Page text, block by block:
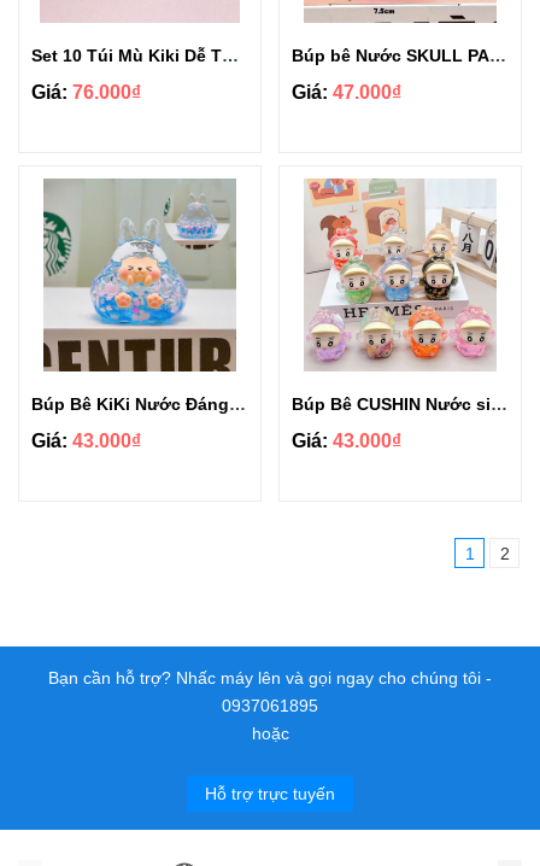
Set 10 Túi Mù Kiki Dễ Thương Nhiêu Màu Phát Sáng
Giá: 76.000₫
Búp bê Nước SKULL PANDA dễ thương
Giá: 47.000₫
Búp Bê KiKi Nước Đáng Yêu
Giá: 43.000₫
Búp Bê CUSHIN Nước size 9.5cm đáng yêu
Giá: 43.000₫
1 2
Bạn cần hỗ trợ? Nhấc máy lên và gọi ngay cho chúng tôi -
0937061895
hoặc
Hỗ trợ trực tuyến